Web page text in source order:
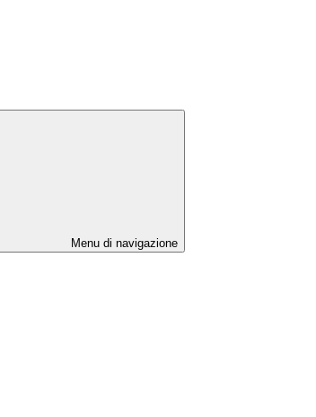
Menu di navigazione